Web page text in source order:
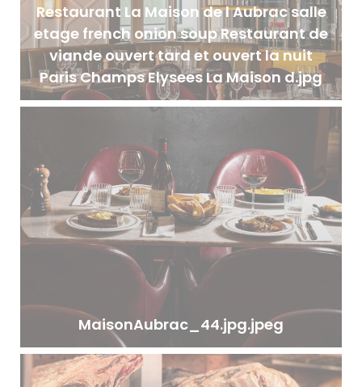
Restaurant La Maison de l Aubrac salle
etage french onion soup Restaurant de
viande ouvert tard et ouvert la nuit
Paris Champs Elysees La Maison d.jpg
MaisonAubrac_44.jpg.jpeg